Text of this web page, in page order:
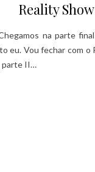
Reality
na parte
eu. Vou fechar com o
parte II…